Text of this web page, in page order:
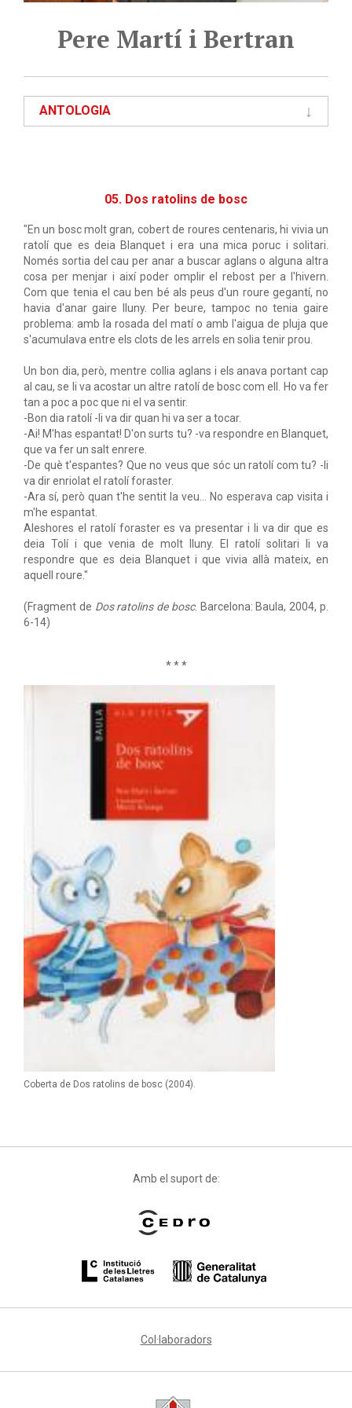
Pere Martí i Bertran
ANTOLOGIA
Coberta de Dos ratolins de bosc (2004).
05. Dos ratolins de bosc
"En un bosc molt gran, cobert de roures centenaris, hi vivia un
ratolí que es deia Blanquet i era una mica poruc i solitari.
Només sortia del cau per anar a buscar aglans o alguna altra
cosa per menjar i així poder omplir el rebost per a l'hivern.
Com que tenia el cau ben bé als peus d'un roure gegantí, no
havia d'anar gaire lluny. Per beure, tampoc no tenia gaire
problema: amb la rosada del matí o amb l'aigua de pluja que
s'acumulava entre els clots de les arrels en solia tenir prou.
Un bon dia, però, mentre collia aglans i els anava portant cap
al cau, se li va acostar un altre ratolí de bosc com ell. Ho va fer
tan a poc a poc que ni el va sentir.
-Bon dia ratolí -li va dir quan hi va ser a tocar.
-Ai! M'has espantat! D'on surts tu? -va respondre en Blanquet,
que va fer un salt enrere.
-De què t'espantes? Que no veus que sóc un ratolí com tu? -li
va dir enriolat el ratolí foraster.
-Ara sí, però quan t'he sentit la veu... No esperava cap visita i
m'he espantat.
Aleshores el ratolí foraster es va presentar i li va dir que es
deia Tolí i que venia de molt lluny. El ratolí solitari li va
respondre que es deia Blanquet i que vivia allà mateix, en
aquell roure."
(Fragment de Dos ratolins de bosc. Barcelona: Baula, 2004, p.
6-14)
* * *
Amb el suport de:
Col·laboradors